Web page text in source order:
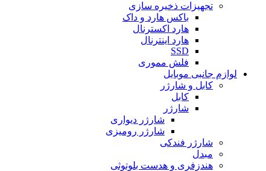
تجهیزات ذخیره سازی
باکس هارد و داک
هارد اکسترنال
هارد اینترنال
SSD
فلش مموری
لوازم جانبی موبایل
کابل و شارژر
کابل
شارژر
شارژر دیواری
شارژر رومیزی
شارژر فندکی
مبدل
هندزفری و هدست بلوتوثی